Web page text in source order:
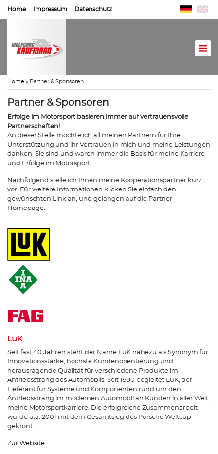
Home Impressum Datenschutz
Home » Partner & Sponsoren
Partner & Sponsoren
Erfolge im Motorsport basieren immer auf vertrauensvolle
Partnerschaften!
An dieser Stelle möchte ich all meinen Partnern für Ihre
Unterstützung und ihr Vertrauen in mich und meine Leistungen
danken. Sie sind und waren immer die Basis für meine Karriere
und Erfolge im Motorsport.
Nachfolgend stelle ich Ihnen meine Kooperationspartner kurz
vor. Für weitere Informationen klicken Sie einfach den
gewünschten Link an, und gelangen auf die Partner
Homepage.
LuK
Seit fast 40 Jahren steht der Name LuK nahezu als Synonym für
Innovationsstärke, höchste Kundenorientierung und
herausragende Qualität für verschiedene Produkte im
Antriebsstrang des Automobils. Seit 1990 begleitet LuK, der
Lieferant für Systeme und Komponenten rund um den
Antriebsstrang im modernen Automobil an Kunden in aller Welt,
meine Motorsportkarriere. Die erfolgreiche Zusammenarbeit
wurde u.a. 2001 mit dem Gesamtsieg des Porsche Weltcup
gekrönt.
Zur Website